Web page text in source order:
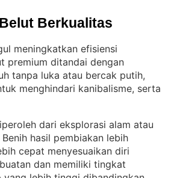
Berkualitas
meningkatkan efisiensi
premium ditandai dengan
tanpa luka atau bercak putih,
menghindari kanibalisme, serta
dari eksplorasi alam atau
Benih hasil pembiakan lebih
cepat menyesuaikan diri
dan memiliki tingkat